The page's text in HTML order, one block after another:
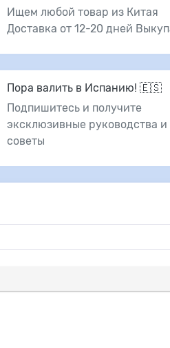
Ищем любой товар из Китая
Доставка от 12-20 дней
Пора валить в Испанию! 🇪🇸
Подпишитесь и получите
эксклюзивные руководства и
советы